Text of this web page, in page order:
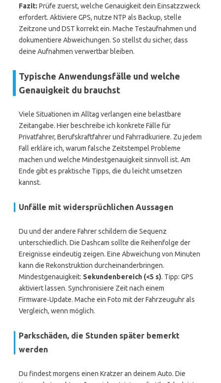
Fazit: Prüfe zuerst, welche Genauigkeit dein Einsatzzweck
erfordert. Aktiviere GPS, nutze NTP als Backup, stelle
Zeitzone und DST korrekt ein. Mache Testaufnahmen und
dokumentiere Abweichungen. So stellst du sicher, dass
deine Aufnahmen verwertbar bleiben.
Typische Anwendungsfälle und welche
Genauigkeit du brauchst
Viele Situationen im Alltag verlangen eine belastbare
Zeitangabe. Hier beschreibe ich konkrete Fälle für
Privatfahrer, Berufskraftfahrer und Fahrradkuriere. Zu jedem
Fall erkläre ich, warum falsche Zeitstempel Probleme
machen und welche Mindestgenauigkeit sinnvoll ist. Am
Ende gibt es praktische Tipps, die du leicht umsetzen
kannst.
Unfälle mit widersprüchlichen Aussagen
Du und der andere Fahrer schildern die Sequenz
unterschiedlich. Die Dashcam sollte die Reihenfolge der
Ereignisse eindeutig zeigen. Eine Abweichung von Minuten
kann die Rekonstruktion durcheinanderbringen.
Mindestgenauigkeit: Sekundenbereich (<5 s). Tipp: GPS
aktiviert lassen. Synchronisiere Zeit nach einem
Firmware‑Update. Mache ein Foto mit der Fahrzeuguhr als
Vergleich, wenn möglich.
Parkschäden, die Stunden später bemerkt
werden
Du findest morgens einen Kratzer an deinem Auto. Die